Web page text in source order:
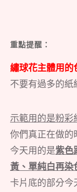
重點提醒：
繡球花主體用的
不要有過多的紙
示範用的是粉彩
你們真正在做的
今天用的是紫色
黃、單純白再染
卡片底的部分今